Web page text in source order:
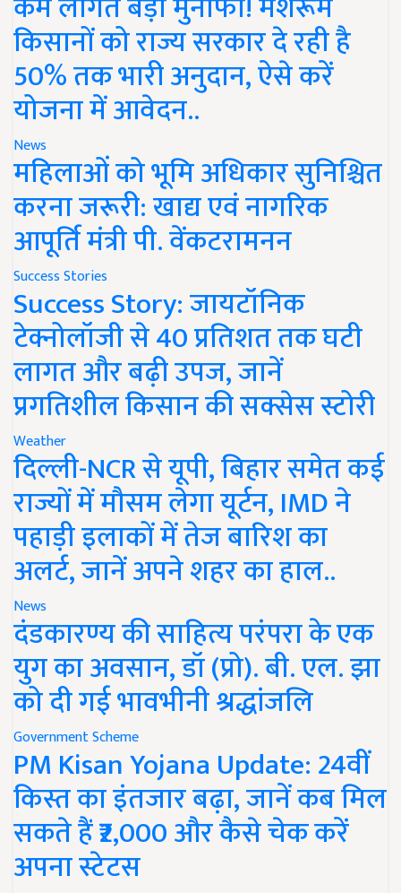
किसानों को राज्य सरकार दे रही है
50% तक भारी अनुदान, ऐसे करें
योजना में आवेदन..
News
महिलाओं को भूमि अधिकार सुनिश्चित
करना जरूरी: खाद्य एवं नागरिक
आपूर्ति मंत्री पी. वेंकटरामनन
Success Stories
Success Story: जायटॉनिक
टेक्नोलॉजी से 40 प्रतिशत तक घटी
लागत और बढ़ी उपज, जानें
प्रगतिशील किसान की सक्सेस स्टोरी
Weather
दिल्ली-NCR से यूपी, बिहार समेत कई
राज्यों में मौसम लेगा यूर्टन, IMD ने
पहाड़ी इलाकों में तेज बारिश का
अलर्ट, जानें अपने शहर का हाल..
News
दंडकारण्य की साहित्य परंपरा के एक
युग का अवसान, डॉ (प्रो). बी. एल. झा
को दी गई भावभीनी श्रद्धांजलि
Government Scheme
PM Kisan Yojana Update: 24वीं
किस्त का इंतजार बढ़ा, जानें कब मिल
सकते हैं ₹2,000 और कैसे चेक करें
अपना स्टेटस